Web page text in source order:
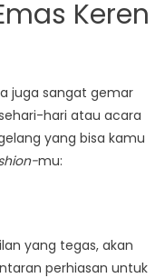
Ini! Keren
juga sangat gemar
hari atau acara
yang bisa kamu
mu:
yang tegas, akan
perhiasan untuk